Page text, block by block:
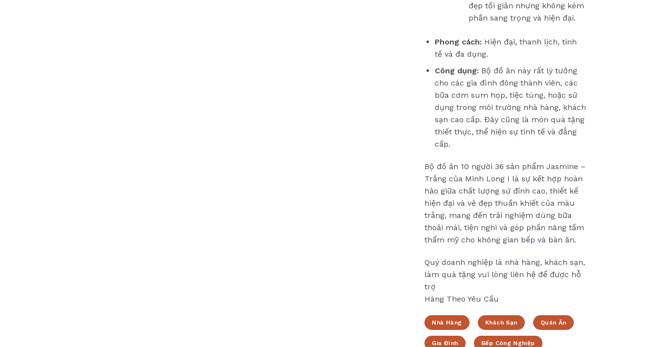
đẹp tối giản nhưng không kém
phần sang trọng và hiện đại.
Phong cách:Hiện đại, thanh lịch, tinh
tế và đa dụng.
Công dụng:Bộ đồ ăn này rất lý tưởng
cho các gia đình đông thành viên, các
bữa cơm sum họp, tiệc tùng, hoặc sử
dụng trong môi trường nhà hàng, khách
sạn cao cấp. Đây cũng là món quà tặng
thiết thực, thể hiện sự tinh tế và đẳng
cấp.
Bộ đồ ăn 10 người 36 sản phẩm Jasmine –
Trắng của Minh Long I là sự kết hợp hoàn
hảo giữa chất lượng sứ đỉnh cao, thiết kế
hiện đại và vẻ đẹp thuần khiết của màu
trắng, mang đến trải nghiệm dùng bữa
thoải mái, tiện nghi và góp phần nâng tầm
thẩm mỹ cho không gian bếp và bàn ăn.
Quý doanh nghiệp là nhà hàng, khách sạn,
làm quà tặng vui lòng liên hệ để được hỗ
trợ
Hàng Theo Yêu Cầu
Nhà Hàng Khách Sạn Quán Ăn
Gia Đình Bếp Công Nghiệp